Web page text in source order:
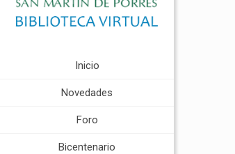
Inicio
Novedades
Foro
Bicentenario